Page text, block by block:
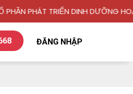
PHÁT TRIỂN DINH DƯỠNG HOA
ĐĂNG NHẬP